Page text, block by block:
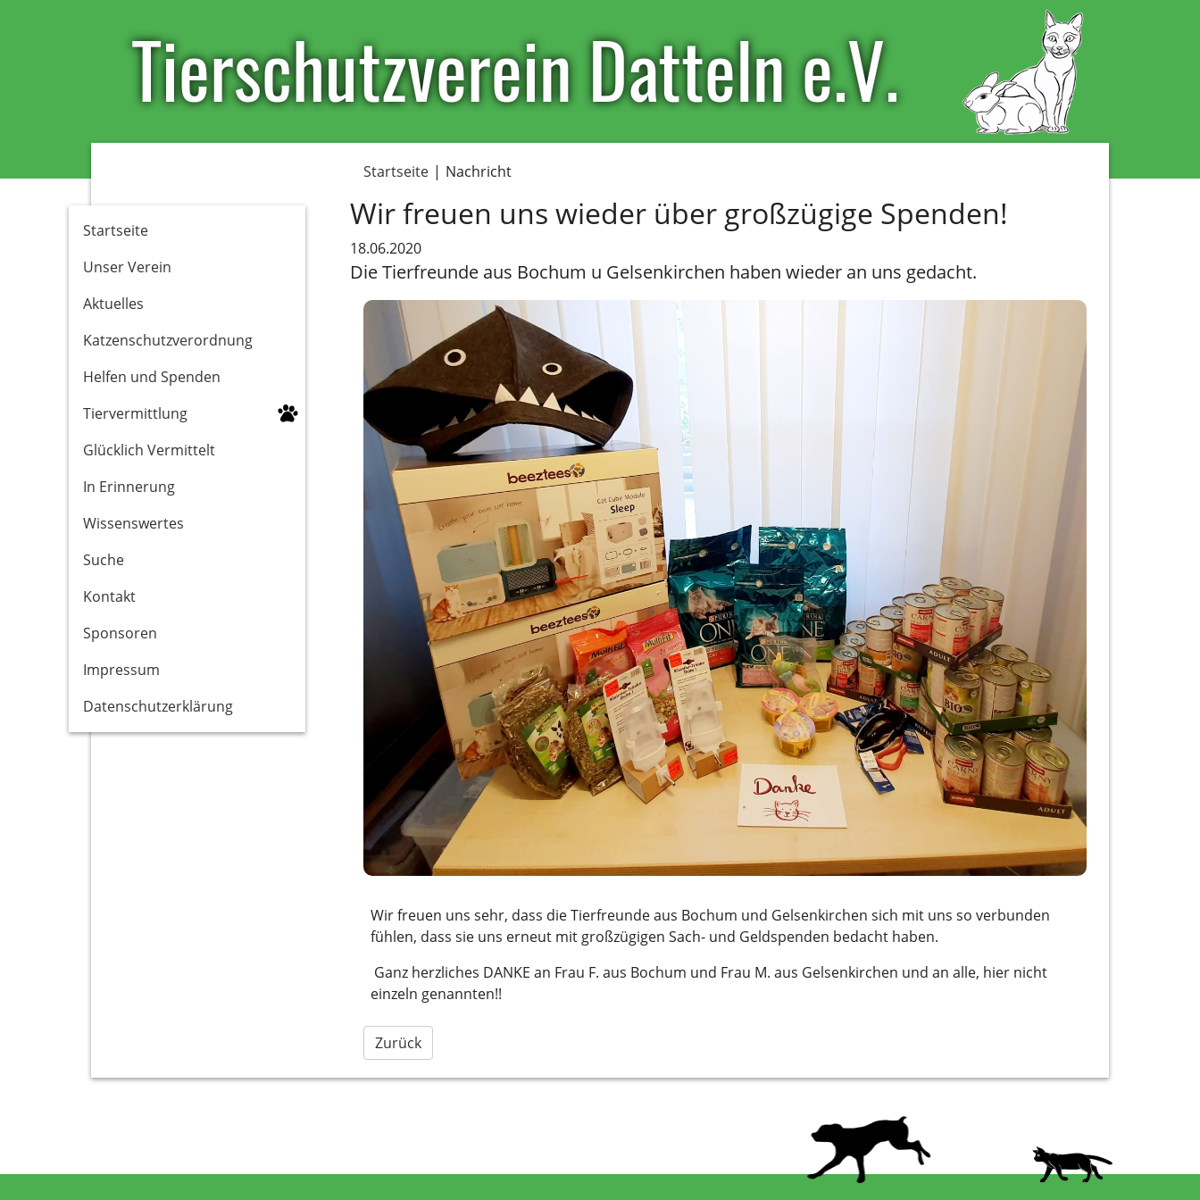
Tierschutzverein Datteln e.V.
Startseite
Unser Verein
Aktuelles
Katzenschutzverordnung
Helfen und Spenden
Tiervermittlung
Glücklich Vermittelt
In Erinnerung
Wissenswertes
Suche
Kontakt
Sponsoren
Impressum
Datenschutzerklärung
Startseite | Nachricht
Wir freuen uns wieder über großzügige Spenden!
18.06.2020
Die Tierfreunde aus Bochum u Gelsenkirchen haben wieder an uns gedacht.
Wir freuen uns sehr, dass die Tierfreunde aus Bochum und Gelsenkirchen sich mit uns so verbunden
fühlen, dass sie uns erneut mit großzügigen Sach- und Geldspenden bedacht haben.
Ganz herzliches DANKE an Frau F. aus Bochum und Frau M. aus Gelsenkirchen und an alle, hier nicht
einzeln genannten!!
Zurück